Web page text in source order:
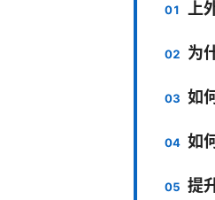
上
为
如
如
提